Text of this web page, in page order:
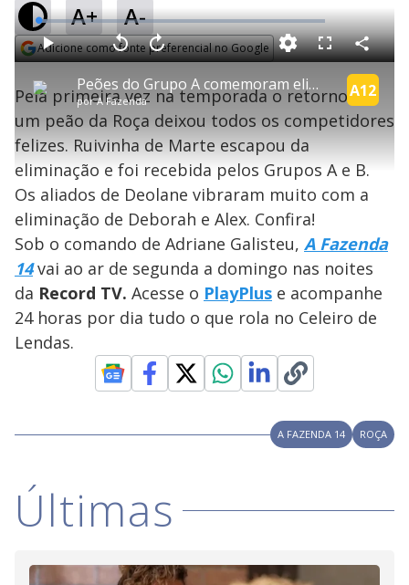
A+ A-
Adicione como fonte preferencial no Google
P
l
a
y
V
i
d
o
Peões do Grupo A comemoram eliminações de Deborah e Alex | A Fazenda 14
porA Fazenda
A12
P V
t
r
1
0
e
g
n
d
A
n
1
s
e
u
n
o
M
u
d
o
L
o
a
d
e
:
2
.
9
6
%
F
s
e
C
o
m
p
a
i
l
Pela primeira vez na temporada o retorno de
um peão da Roça deixou todos os competidores
felizes. Ruivinha de Marte escapou da
eliminação e foi recebida pelos Grupos A e B.
Os aliados de Deolane vibraram muito com a
eliminação de Deborah e Alex. Confira!
Sob o comando de Adriane Galisteu, A Fazenda
14vai ao ar de segunda a domingo nas noites
da Record TV. Acesse o PlayPlus e acompanhe
24 horas por dia tudo o que rola no Celeiro de
Lendas.
A FAZENDA 14 ROÇA
Últimas